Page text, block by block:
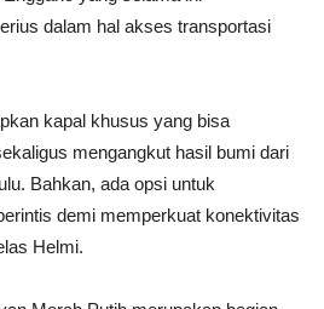
dalam hal akses transportasi
kapal khusus yang bisa
mengangkut hasil bumi dari
Bahkan, ada opsi untuk
demi memperkuat konektivitas
Helmi.